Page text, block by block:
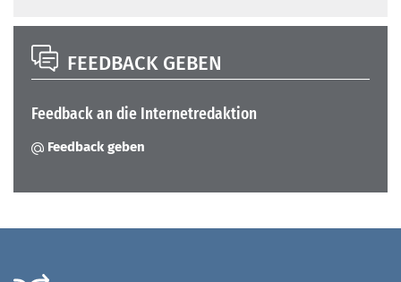
FEEDBACK GEBEN
Feedback an die Internetredaktion
Feedback geben